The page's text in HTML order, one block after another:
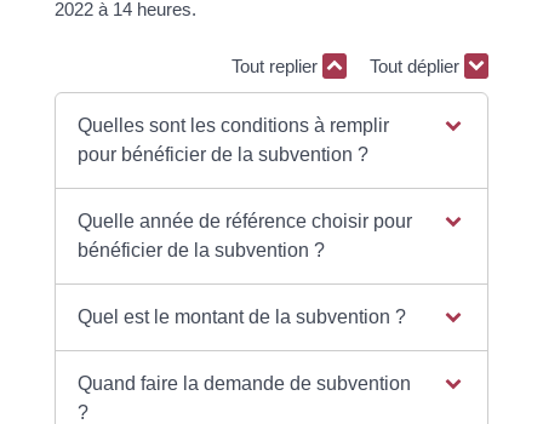
2022 à 14 heures.
Tout replier Tout déplier
Quelles sont les conditions à remplir
pour bénéficier de la subvention ?
Quelle année de référence choisir pour
bénéficier de la subvention ?
Quel est le montant de la subvention ?
Quand faire la demande de subvention
?